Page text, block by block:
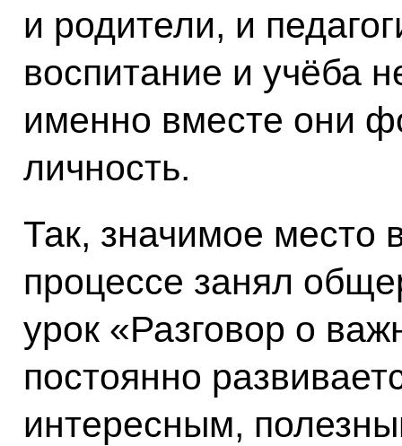
и родители, и
воспитание и учёба
именно вместе они
личность.
Так, значимое место
процессе занял
урок «Разговор о
постоянно
интересным,